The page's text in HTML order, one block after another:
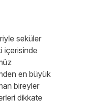
seküler
içerisinde
en büyük
bireyler
dikkate